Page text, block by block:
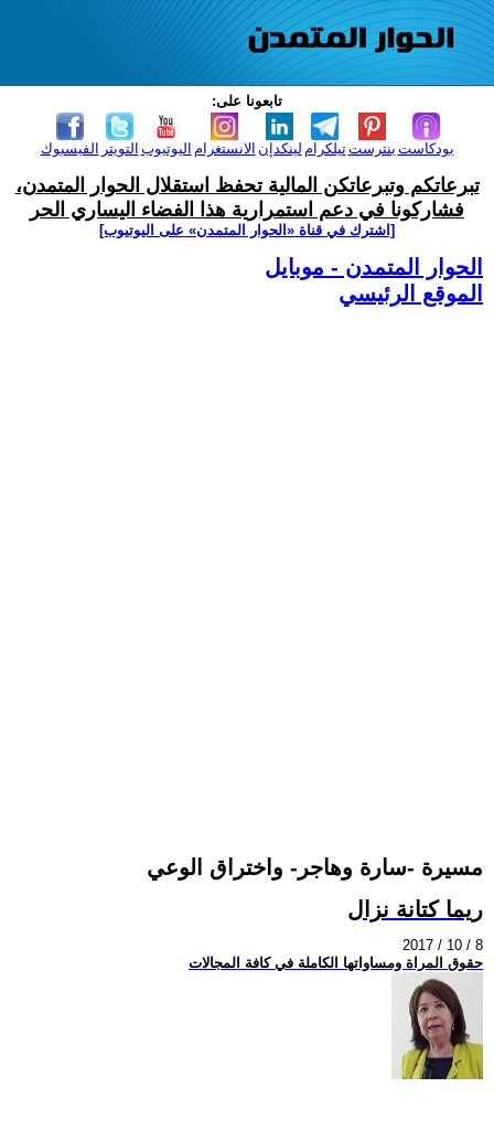
تابعونا على:
الفيسبوك التويتر اليوتيوب الانستغرام لينكدإن تيلكرامبنترست بودكاست
تبرعاتكم وتبرعاتكن المالية تحفظ استقلال الحوار المتمدن،
فشاركونا في دعم استمرارية هذا الفضاء اليساري الحر
[اشترك في قناة ‫«الحوار المتمدن» على اليوتيوب]
الحوار المتمدن - موبايل
الموقع الرئيسي
مسيرة -سارة وهاجر- واختراق الوعي
ريما كتانة نزال
2017 / 10 / 8
حقوق المراة ومساواتها الكاملة في كافة المجالات